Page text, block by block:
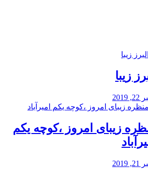
زیبا
زیبای امروز ،کوچه یکم